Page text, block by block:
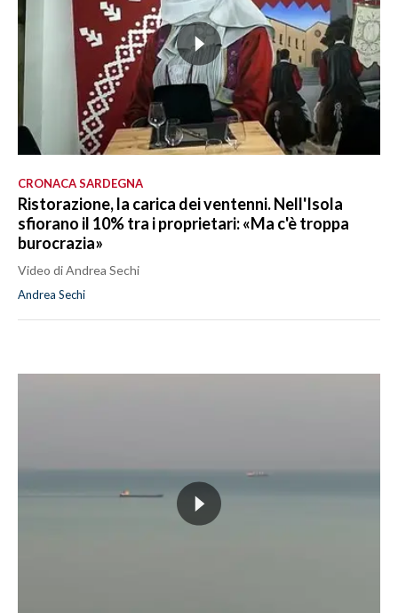
CRONACA SARDEGNA
Ristorazione, la carica dei ventenni. Nell'Isola
sfiorano il 10% tra i proprietari: «Ma c'è troppa
burocrazia»
Video di Andrea Sechi
Andrea Sechi